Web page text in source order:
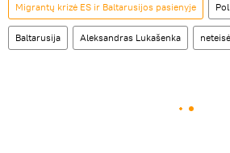
Migrantų krizė ES ir Baltarusijos pasienyje
Baltarusija Aleksandras Lukašenka